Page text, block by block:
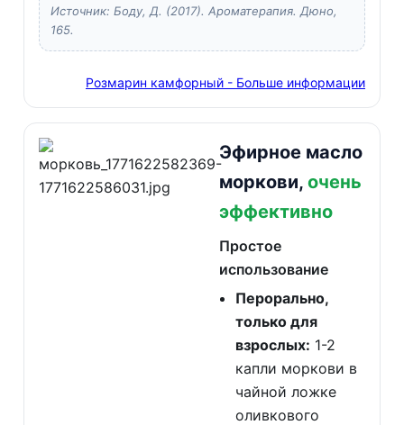
Источник: Боду, Д. (2017). Ароматерапия. Дюно,
165.
Розмарин камфорный - Больше информации
Эфирное масло
моркови, очень
эффективно
Простое
использование
Перорально,
только для
взрослых: 1-2
капли моркови в
чайной ложке
оливкового